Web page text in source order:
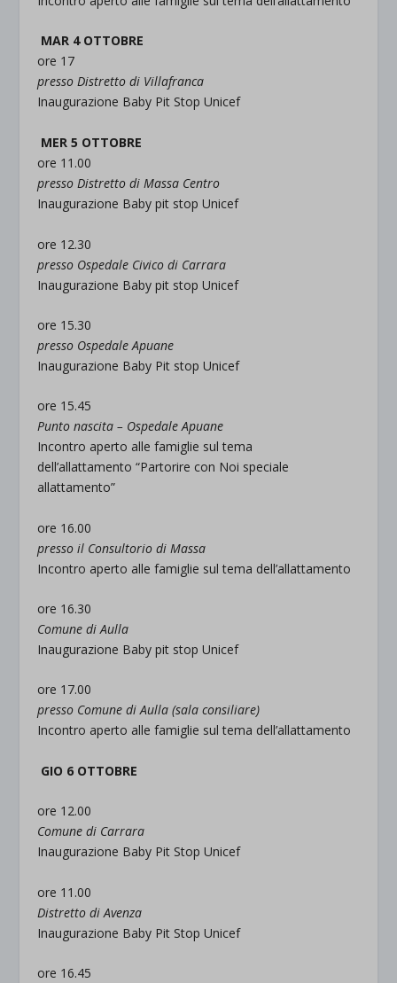
MAR 4 OTTOBRE
ore 17
presso Distretto di Villafranca
Inaugurazione Baby Pit Stop Unicef
MER 5 OTTOBRE
ore 11.00
presso Distretto di Massa Centro
Inaugurazione Baby pit stop Unicef
ore 12.30
presso Ospedale Civico di Carrara
Inaugurazione Baby pit stop Unicef
ore 15.30
presso Ospedale Apuane
Inaugurazione Baby Pit stop Unicef
ore 15.45
Punto nascita – Ospedale Apuane
Incontro aperto alle famiglie sul tema
dell’allattamento “Partorire con Noi speciale
allattamento”
ore 16.00
presso il Consultorio di Massa
Incontro aperto alle famiglie sul tema dell’allattamento
ore 16.30
Comune di Aulla
Inaugurazione Baby pit stop Unicef
ore 17.00
presso Comune di Aulla (sala consiliare)
Incontro aperto alle famiglie sul tema dell’allattamento
GIO 6 OTTOBRE
ore 12.00
Comune di Carrara
Inaugurazione Baby Pit Stop Unicef
ore 11.00
Distretto di Avenza
Inaugurazione Baby Pit Stop Unicef
ore 16.45